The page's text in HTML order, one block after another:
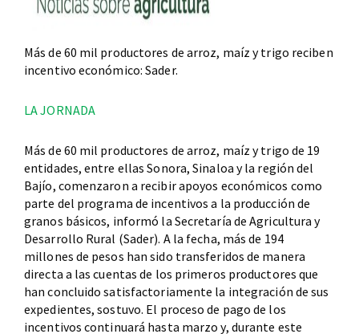
Más de 60 mil productores de arroz, maíz y trigo reciben
incentivo económico: Sader.
LA JORNADA
Más de 60 mil productores de arroz, maíz y trigo de 19
entidades, entre ellas Sonora, Sinaloa y la región del
Bajío, comenzaron a recibir apoyos económicos como
parte del programa de incentivos a la producción de
granos básicos, informó la Secretaría de Agricultura y
Desarrollo Rural (Sader). A la fecha, más de 194
millones de pesos han sido transferidos de manera
directa a las cuentas de los primeros productores que
han concluido satisfactoriamente la integración de sus
expedientes, sostuvo. El proceso de pago de los
incentivos continuará hasta marzo y, durante este